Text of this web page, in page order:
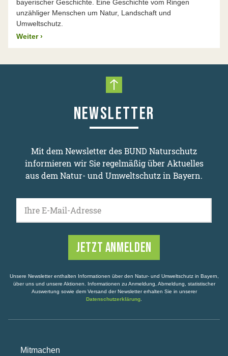
bayerischer Geschichte. Eine Geschichte vom Ringen
unzähliger Menschen um Natur, Landschaft und
Umweltschutz.
Weiter ›
Nach oben scrollen
NEWSLETTER
Mit dem Newsletter des BUND Naturschutz
informieren wir Sie regelmäßig über Aktuelles
aus dem Natur- und Umweltschutz in Bayern.
Ihre E-Mail-Adresse
Unsere Newsletter enthalten Informationen über den Natur- und Umweltschutz in Bayern,
über uns und unsere Aktionen. Informationen zu Anmeldung, Abmeldung, statistischer
Auswertung sowie dem Versand der Newsletter erhalten Sie in unserer
Datenschutzerklärung
Mitmachen